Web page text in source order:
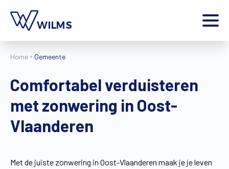
Home
Producten
Inspiratie
Extra
Home Gemeente
Comfortabel verduisteren
met zonwering in Oost-
Vlaanderen
Met de juiste zonwering in Oost-Vlaanderen maak je je leven